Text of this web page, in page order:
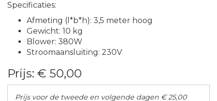
Specificaties:
Afmeting (l*b*h): 3,5 meter hoog
Gewicht: 10 kg
Blower: 380W
Stroomaansluiting: 230V
Prijs: € 50,00
Prijs voor de tweede en volgende dagen € 25,00